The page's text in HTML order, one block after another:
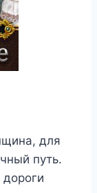
для
путь.